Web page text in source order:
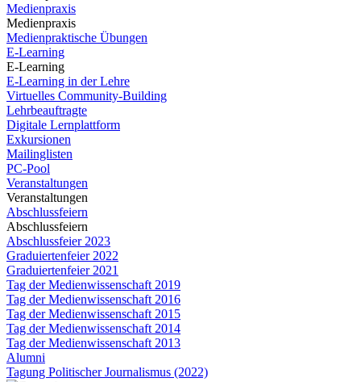
Medienpraxis
Medienpraxis
Medienpraktische Übungen
E-Learning
E-Learning
E-Learning in der Lehre
Virtuelles Community-Building
Lehrbeauftragte
Digitale Lernplattform
Exkursionen
Mailinglisten
PC-Pool
Veranstaltungen
Veranstaltungen
Abschlussfeiern
Abschlussfeiern
Abschlussfeier 2023
Graduiertenfeier 2022
Graduiertenfeier 2021
Tag der Medienwissenschaft 2019
Tag der Medienwissenschaft 2016
Tag der Medienwissenschaft 2015
Tag der Medienwissenschaft 2014
Tag der Medienwissenschaft 2013
Alumni
Tagung Politischer Journalismus (2022)